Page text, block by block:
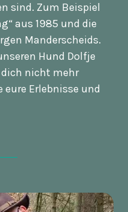
sind. Zum Beispiel
aus 1985 und die
Manderscheids.
Hund Dolfje
nicht mehr
eure Erlebnisse und